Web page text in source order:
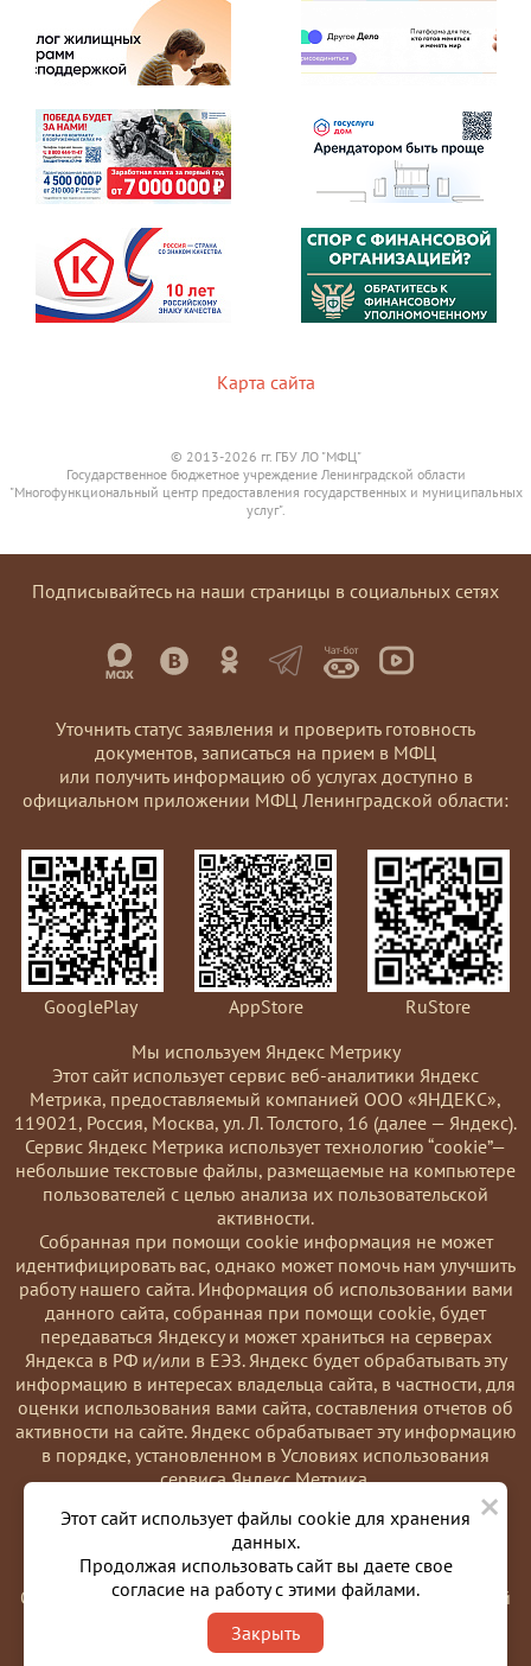
×
Этот сайт использует файлы cookie для хранения
данных.
Продолжая использовать сайт вы даете свое
согласие на работу с этими файлами.
Закрыть
Карта сайта
© 2013-2026 гг. ГБУ ЛО "МФЦ"
Государственное бюджетное учреждение Ленинградской области
"Многофункциональный центр предоставления государственных и муниципальных
услуг".
Подписывайтесь на наши страницы в социальных сетях
Уточнить статус заявления и проверить готовность
документов, записаться на прием в МФЦ
или получить информацию об услугах доступно в
официальном приложении МФЦ Ленинградской области:
GooglePlay AppStore
RuStore
Мы используем Яндекс Метрику
Этот сайт использует сервис веб-аналитики Яндекс
Метрика, предоставляемый компанией ООО «ЯНДЕКС»,
119021, Россия, Москва, ул. Л. Толстого, 16 (далее — Яндекс).
Сервис Яндекс Метрика использует технологию “cookie”—
небольшие текстовые файлы, размещаемые на компьютере
пользователей с целью анализа их пользовательской
активности.
Coбранная при помощи cookie информация не может
идентифицировать вас, однако может помочь нам улучшить
работу нашего сайта. Информация об использовании вами
данного сайта, собранная при помощи cookie, будет
передаваться Яндексу и может храниться на серверах
Яндекса в РФ и/или в ЕЭЗ. Яндекс будет обрабатывать эту
информацию в интересах владельца сайта, в частности, для
оценки использования вами сайта, составления отчетов об
активности на сайте. Яндекс обрабатывает эту информацию
в порядке, установленном в Условиях использования
сервиса Яндекс Метрика.
Вы можете отказаться от использования cookies, выбрав
соответствующие настройки в браузере. Также вы можете
использовать инструмент —
https://yandex.ru/support/metrika/general/opt-out.html
Однако это может повлиять на работу некоторых функций
сайта. Используя этот сайт, вы соглашаетесь на обработку
данных о вас в порядке и целях, указанных выше.